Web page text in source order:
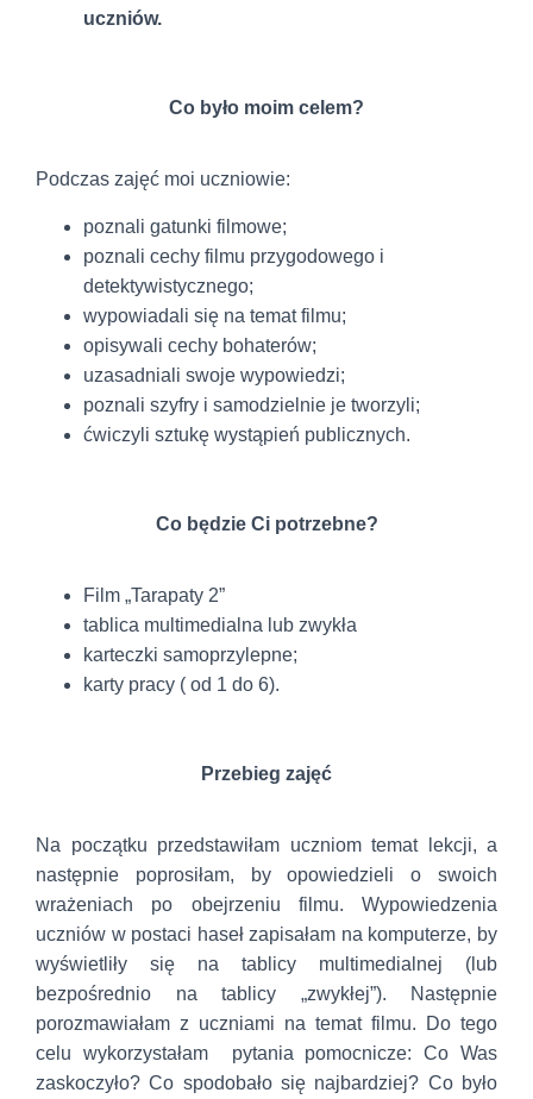
uczniów.
Co było moim celem?
Podczas zajęć moi uczniowie:
poznali gatunki filmowe;
poznali cechy filmu przygodowego i
detektywistycznego;
wypowiadali się na temat filmu;
opisywali cechy bohaterów;
uzasadniali swoje wypowiedzi;
poznali szyfry i samodzielnie je tworzyli;
ćwiczyli sztukę wystąpień publicznych.
Co będzie Ci potrzebne?
Film „Tarapaty 2”
tablica multimedialna lub zwykła
karteczki samoprzylepne;
karty pracy ( od 1 do 6).
Przebieg zajęć
Na początku przedstawiłam uczniom temat lekcji, a
następnie poprosiłam, by opowiedzieli o swoich
wrażeniach po obejrzeniu filmu. Wypowiedzenia
uczniów w postaci haseł zapisałam na komputerze, by
wyświetliły się na tablicy multimedialnej (lub
bezpośrednio na tablicy „zwykłej”). Następnie
porozmawiałam z uczniami na temat filmu. Do tego
celu wykorzystałam pytania pomocnicze: Co Was
zaskoczyło? Co spodobało się najbardziej? Co było